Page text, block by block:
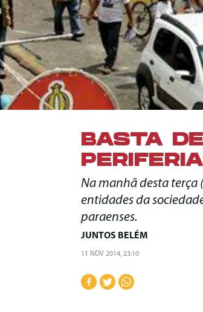
BASTA
Na manhã desta terça
entidades da
paraenses.
JUNTOS BELÉM
11 NOV 2014, 23:10